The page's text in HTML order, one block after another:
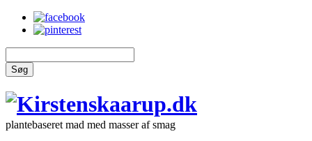
Søg
plantebaseret mad med masser af smag